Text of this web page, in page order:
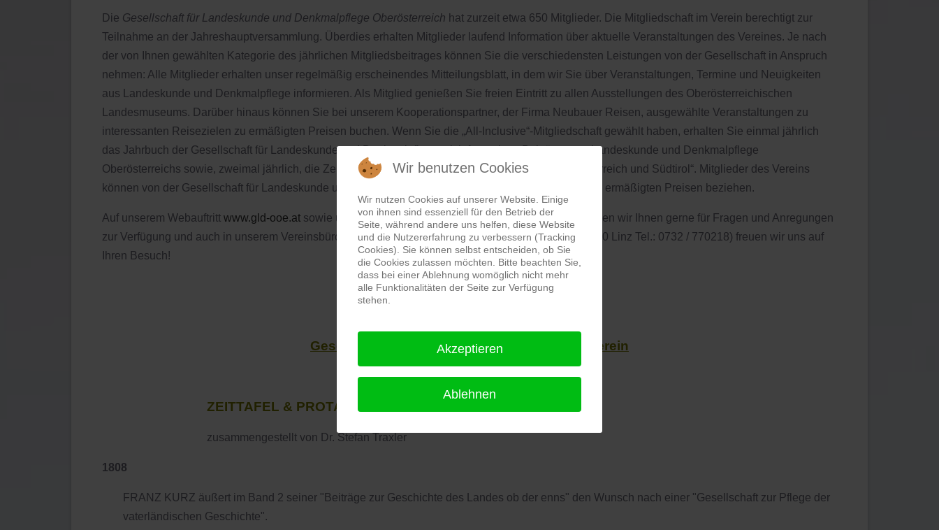
Die Gesellschaft für Landeskunde und Denkmalpflege Oberösterreich hat zurzeit etwa 650 Mitglieder. Die Mitgliedschaft im Verein berechtigt zur
Teilnahme an der Jahreshauptversammlung. Überdies erhalten Mitglieder laufend Information über aktuelle Veranstaltungen des Vereines. Je nach
der von Ihnen gewählten Kategorie des jährlichen Mitgliedsbeitrages können Sie die verschiedensten Leistungen von der Gesellschaft in Anspruch
nehmen: Alle Mitglieder erhalten unser regelmäßig erscheinendes Mitteilungsblatt, in dem wir Sie über Veranstaltungen, Termine und Neuigkeiten
aus Landeskunde und Denkmalpflege informieren. Als Mitglied genießen Sie freien Eintritt zu allen Ausstellungen des Oberösterreichischen
Landesmuseums. Darüber hinaus können Sie bei unserem Kooperationspartner, der Firma Neubauer Reisen, ausgewählte Veranstaltungen zu
interessanten Reisezielen zu ermäßigten Preisen buchen. Wenn Sie die „All-Inclusive“-Mitgliedschaft gewählt haben, erhalten Sie einmal jährlich
das Jahrbuch der Gesellschaft für Landeskunde und Denkmalpflege mit informativen Beiträgen zur Landeskunde und Denkmalpflege
Oberösterreichs sowie, zweimal jährlich, die Zeitschrift „ARX - Burgen und Schlösser in Bayern, Österreich und Südtirol“. Mitglieder des Vereins
können von der Gesellschaft für Landeskunde und Denkmalpflege herausgegebene Publikationen zu ermäßigten Preisen beziehen.
Auf unserem Webauftritt www.gld-ooe.at sowie unter der Mailadresseoffice@ooelandeskunde.at
stehen wir Ihnen gerne für Fragen und Anregungen
zur Verfügung und auch in unserem Vereinsbüro (Haus der Volkskultur, Promenade 37/Zimmer 9, 4020 Linz Tel.: 0732 / 770218) freuen wir uns auf
Ihren Besuch!
Gesellschaft für Landeskunde - OÖ. Musealverein
ZEITTAFEL & PROTAGONISTEN
zusammengestellt von Dr. Stefan Traxler
1808
FRANZ KURZ äußert im Band 2 seiner "Beiträge zur Geschichte des Landes ob der enns" den Wunsch nach einer "Gesellschaft zur Pflege der
vaterländischen Geschichte".
Wir benutzen Cookies
Wir nutzen Cookies auf unserer Website. Einige
von ihnen sind essenziell für den Betrieb der
Seite, während andere uns helfen, diese Website
und die Nutzererfahrung zu verbessern (Tracking
Cookies). Sie können selbst entscheiden, ob Sie
die Cookies zulassen möchten. Bitte beachten Sie,
dass bei einer Ablehnung womöglich nicht mehr
alle Funktionalitäten der Seite zur Verfügung
stehen.
Akzeptieren
Ablehnen